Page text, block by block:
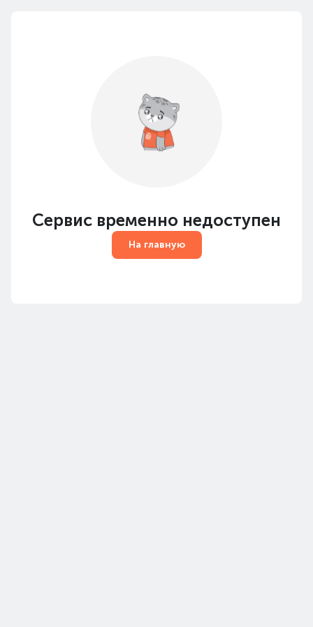
Сервис временно недоступен
На главную